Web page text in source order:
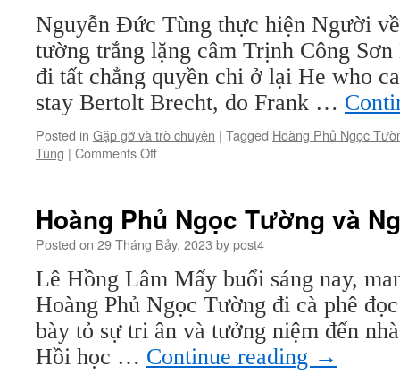
Nguyễn Đức Tùng thực hiện Người
tường trắng lặng câm Trịnh Công
đi tất chẳng quyền chi ở lại He who
stay Bertolt Brecht, do Frank …
Posted in Gặp gỡ và trò chuyện | Tagged Hoàng Phủ Ngọc
Tùng | Comments Offon
Ngọc
Tường:
Đùa
Nhé,
Thiên
Đường
Mộng
Ảo
Hoàng Phủ Ngọc Tường và
Posted on 29 Tháng Bảy, 2023 bypost4
Lê Hồng Lâm Mấy buổi sáng nay,
Hoàng Phủ Ngọc Tường đi cà phê
bày tỏ sự tri ân và tưởng niệm đến
Hồi học … Continue reading →